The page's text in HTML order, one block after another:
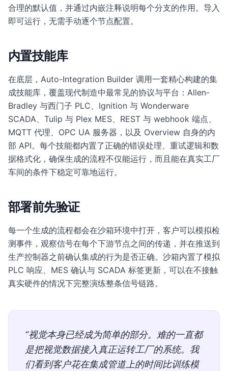
合理的默认值，并通过内嵌注释说明每个分支的作用。导入
即可运行，无需手动逐个节点配置。
内置技能库
在底层，Auto-Integration Builder 调用一套精心构建的集
成技能库，覆盖现代制造中最常见的协议与平台：Allen-
Bradley 与西门子 PLC、Ignition 与 Wonderware
SCADA、Tulip 与 Plex MES、REST 与 webhook 端点、
MQTT 代理、OPC UA 服务器，以及 Overview 自身的内
部 API。每个技能都内置了正确的错误处理、重试逻辑和数
据格式化，确保生成的流程不仅能运行，而且能在真实工厂
车间的条件下稳定可靠地运行。
部署前先验证
每一个生成的流程都会在沙箱环境中打开，客户可以模拟检
测事件，观察信号在每个下游节点之间的传递，并在推送到
生产控制器之前确认集成的行为是否正确。沙箱内置了模拟
PLC 响应、MES 确认与 SCADA 标签更新，可以在不接触
真实硬件的情况下完整演练整条信号链路。
“视觉本身已经成为简单的部分。难的一直都
是把视觉数据接入真正运转工厂的系统。我
们看到客户花在集成管道上的时间比训练模